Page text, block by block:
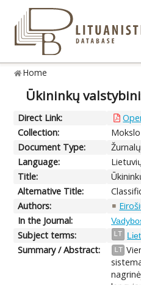
Home
Ūkininkų
Direct Link:
Collection:
Document Type:
Language:
Title:
Alternative Title:
Authors:
In the Journal:
Subject terms:
LT
Summary / Abstract: LT